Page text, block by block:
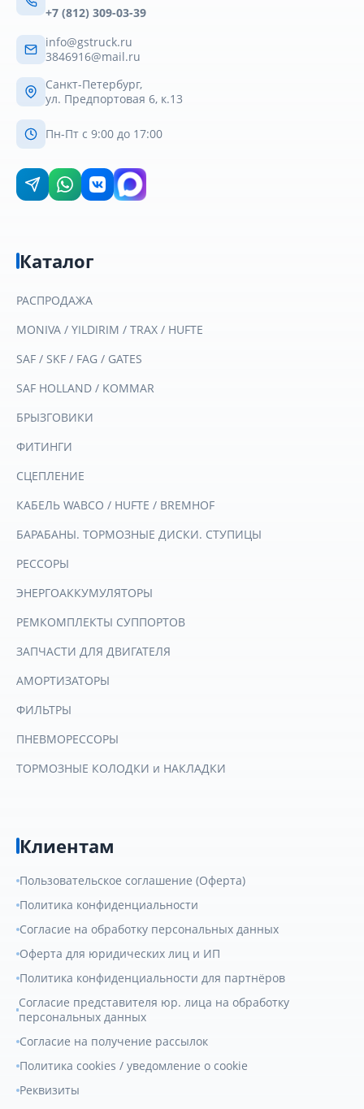
+7 (812) 309-03-39
info@gstruck.ru
3846916@mail.ru
Санкт-Петербург,
ул. Предпортовая 6, к.13
Пн-Пт с 9:00 до 17:00
Каталог
РАСПРОДАЖА
MONIVA / YILDIRIM / TRAX / HUFTE
SAF / SKF / FAG / GATES
SAF HOLLAND / KOMMAR
БРЫЗГОВИКИ
ФИТИНГИ
СЦЕПЛЕНИЕ
КАБЕЛЬ WABCO / HUFTE / BREMHOF
БАРАБАНЫ. ТОРМОЗНЫЕ ДИСКИ. СТУПИЦЫ
РЕССОРЫ
ЭНЕРГОАККУМУЛЯТОРЫ
РЕМКОМПЛЕКТЫ СУППОРТОВ
ЗАПЧАСТИ ДЛЯ ДВИГАТЕЛЯ
АМОРТИЗАТОРЫ
ФИЛЬТРЫ
ПНЕВМОРЕССОРЫ
ТОРМОЗНЫЕ КОЛОДКИ и НАКЛАДКИ
Клиентам
Пользовательское соглашение (Оферта)
Политика конфиденциальности
Согласие на обработку персональных данных
Оферта для юридических лиц и ИП
Политика конфиденциальности для партнёров
Согласие представителя юр. лица на обработку
персональных данных
Согласие на получение рассылок
Политика cookies / уведомление о cookie
Реквизиты